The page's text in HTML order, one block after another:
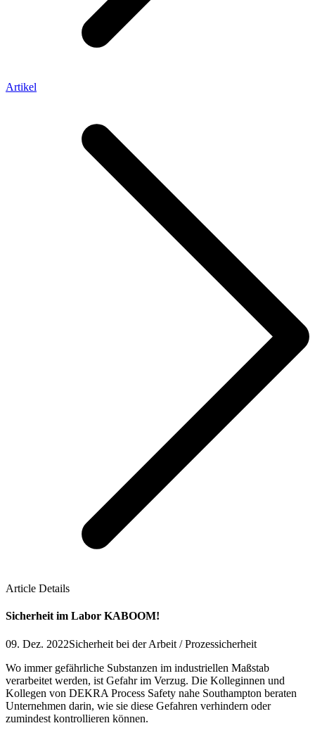
Artikel
Article Details
Sicherheit im Labor KABOOM!
09. Dez. 2022Sicherheit bei der Arbeit / Prozessicherheit
Wo immer gefährliche Substanzen im industriellen Maßstab
verarbeitet werden, ist Gefahr im Verzug. Die Kolleginnen und
Kollegen von DEKRA Process Safety nahe Southampton beraten
Unternehmen darin, wie sie diese Gefahren verhindern oder
zumindest kontrollieren können.